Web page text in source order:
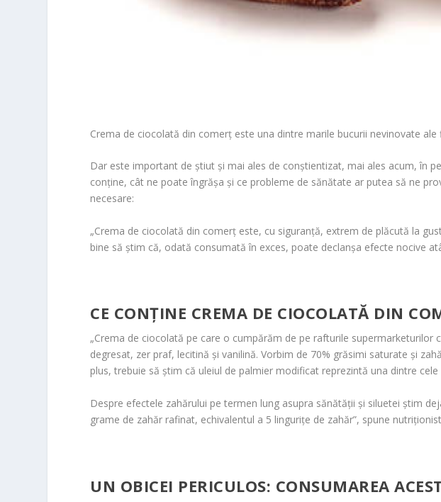
Crema de ciocolată din comerț este una dintre marile bucurii nevinovate
Dar este important de știut și mai ales de conștientizat, mai ales acum, în
conține, cât ne poate îngrășa și ce probleme de sănătate ar putea să ne
necesare:
„Crema de ciocolată din comerț este, cu siguranță, extrem de plăcută la
bine să știm că, odată consumată în exces, poate declanșa efecte nocive
CE CONȚINE CREMA DE CIOCOLATĂ DIN
„Crema de ciocolată pe care o cumpărăm de pe rafturile
degresat, zer praf, lecitină și vanilină. Vorbim de 70% grăsimi saturate și
plus, trebuie să știm că uleiul de palmier modificat reprezintă una dintre
Despre efectele zahărului pe termen lung asupra sănătății și siluetei știm
grame de zahăr rafinat, echivalentul a 5 lingurițe de zahăr”, spune
UN OBICEI PERICULOS: CONSUMAREA